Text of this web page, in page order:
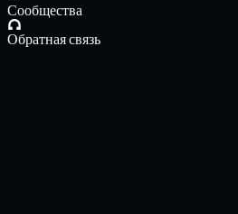
Сообщества
Обратная связь